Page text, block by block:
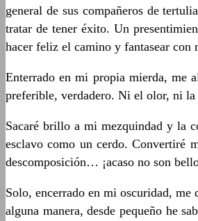
general de sus compañeros de
tratar de tener éxito. Un
hacer feliz el camino y fantasear
Enterrado en mi propia mierda, me
preferible, verdadero. Ni el olor, ni la
Sacaré brillo a mi mezquindad y la
esclavo como un cerdo. Convertiré
descomposición… ¡acaso no son
Solo, encerrado en mi oscuridad, me
alguna manera, desde pequeño he